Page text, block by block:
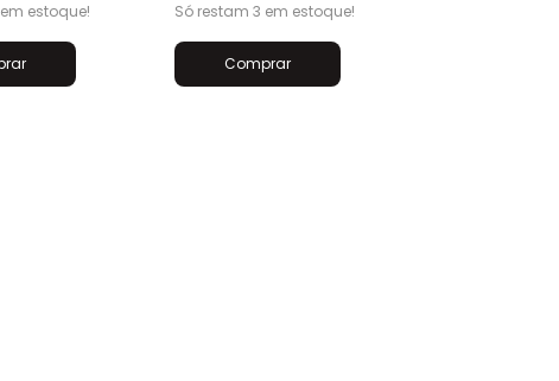
em estoque! Só restam 3 em estoque!